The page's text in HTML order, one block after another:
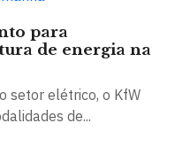
para
de energia na
setor elétrico, o KfW
de...